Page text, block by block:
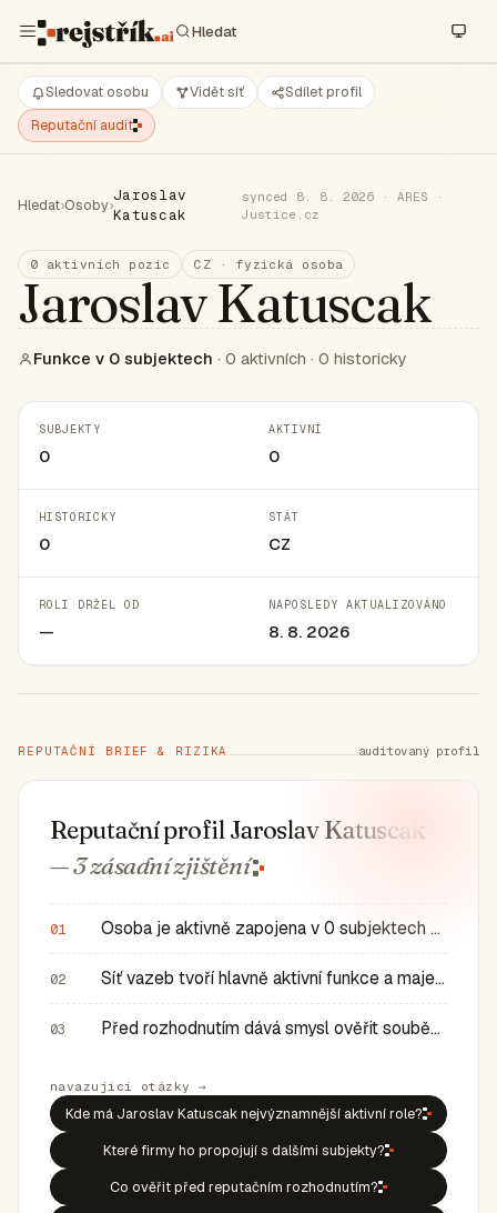
Sledovat osobu Vidět síť
Sdílet profil
Reputační audit
Hledat›Osoby›
Jaroslav
Katuscak
synced 8. 8. 2026 · ARES ·
Justice.cz
0 aktivních pozic CZ · fyzická osoba
Jaroslav Katuscak
Funkce v 0 subjektech · 0 aktivních · 0 historicky
SUBJEKTY
0
AKTIVNÍ
0
HISTORICKY
0
STÁT
CZ
ROLI DRŽEL OD
—
NAPOSLEDY AKTUALIZOVÁNO
8. 8. 2026
REPUTAČNÍ BRIEF & RIZIKA auditovaný profil
Reputační profil Jaroslav Katuscak
— 3 zásadnízjištění
01 Osoba je aktivně zapojena v 0 subjektech a má 0 historic…
02 Síť vazeb tvoří hlavně aktivní funkce a majetkové role v…
03 Před rozhodnutím dává smysl ověřit souběh rolí, historic…
navazující otázky →
Kde má Jaroslav Katuscak nejvýznamnější aktivní role?
Které firmy ho propojují s dalšími subjekty?
Co ověřit před reputačním rozhodnutím?